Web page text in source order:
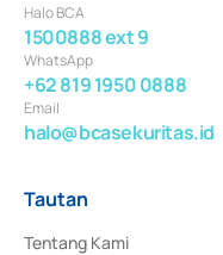
Halo BCA
1500888 ext 9
WhatsApp
+62 819 1950 0888
Email
halo@bcasekuritas.id
Tautan
Tentang Kami